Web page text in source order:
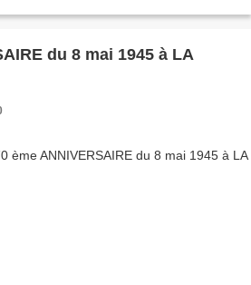
du 8 mai 1945 à LA